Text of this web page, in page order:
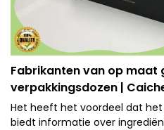
Fabrikanten van op maat
verpakkingsdozen |
Het heeft het voordeel dat
biedt informatie over